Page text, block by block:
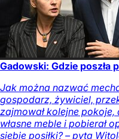
Gadowski: Gdzie poszła
Jak można nazwać
gospodarz, żywiciel,
zajmował kolejne pokoje,
własne meble i pobierał
siebie posiłki? – pyta